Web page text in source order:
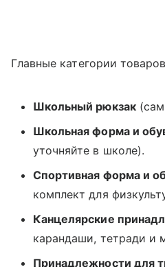
Главные категории
Школьный рюкзак
Школьная форма и
уточняйте в школе).
Спортивная форма и
комплект для
Канцелярские
карандаши, тетради и
Принадлежности для